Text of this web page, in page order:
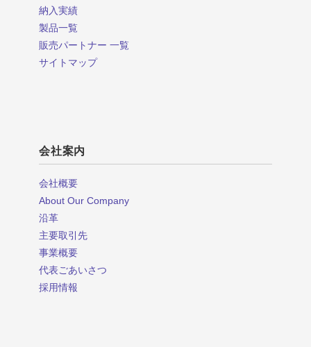
納入実績
製品一覧
販売パートナー 一覧
サイトマップ
会社案内
会社概要
About Our Company
沿革
主要取引先
事業概要
代表ごあいさつ
採用情報